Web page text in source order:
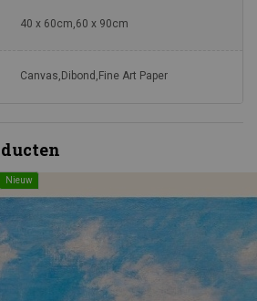
40 x 60cm,60 x 90cm
Canvas,Dibond,Fine Art Paper
Nieuw